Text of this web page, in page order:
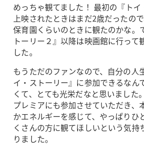
めっちゃ観てました！ 最初の『ト
上映されたときはまだ2歳だったの
保育園くらいのときに観たのかな。
トーリー２』以降は映画館に行って
した。
もうただのファンなので、自分の人
イ・ストーリー』に参加できるなん
くて、とても光栄だなと思いました
プレミアにも参加させていただき、
かエネルギーを感じて、やっぱりひ
くさんの方に観てほしいという気持
りました。